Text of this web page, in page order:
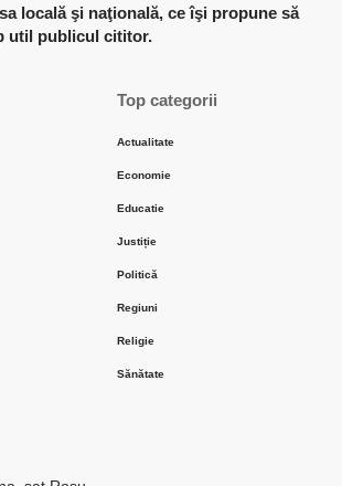
locală şi naţională, ce îşi propune să
util publicul cititor.
Top categorii
Actualitate
Economie
Educatie
Justiție
Politică
Regiuni
Religie
Sănătate